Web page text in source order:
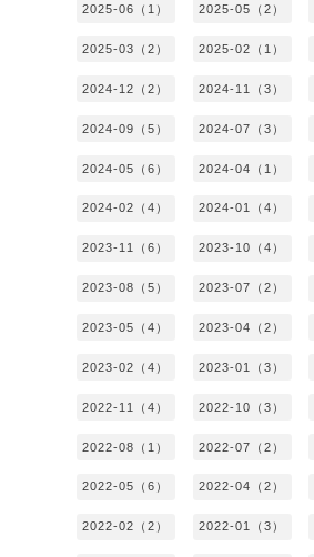
2025-06（1） 2025-05（2）
2025-03（2） 2025-02（1）
2024-12（2） 2024-11（3）
2024-09（5） 2024-07（3）
2024-05（6） 2024-04（1）
2024-02（4） 2024-01（4）
2023-11（6） 2023-10（4）
2023-08（5） 2023-07（2）
2023-05（4） 2023-04（2）
2023-02（4） 2023-01（3）
2022-11（4） 2022-10（3）
2022-08（1） 2022-07（2）
2022-05（6） 2022-04（2）
2022-02（2） 2022-01（3）